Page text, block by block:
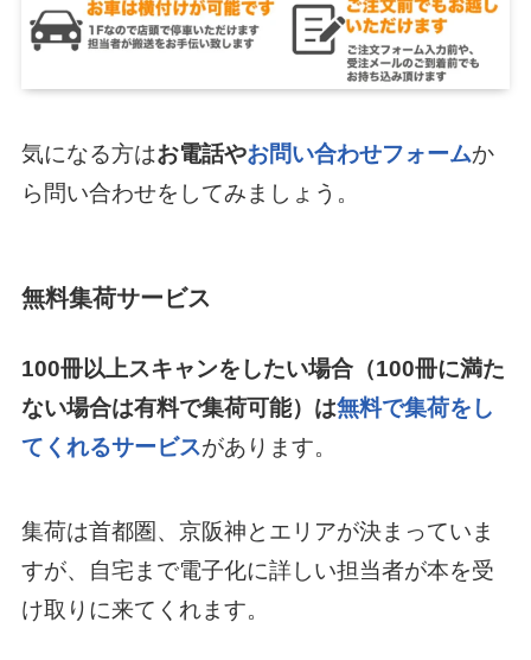
気になる方はお電話やお問い合わせフォームか
ら問い合わせをしてみましょう。
無料集荷サービス
100冊以上スキャンをしたい場合（100冊に満た
ない場合は有料で集荷可能）は無料で集荷をし
てくれるサービスがあります。
集荷は首都圏、京阪神とエリアが決まっていま
すが、自宅まで電子化に詳しい担当者が本を受
け取りに来てくれます。